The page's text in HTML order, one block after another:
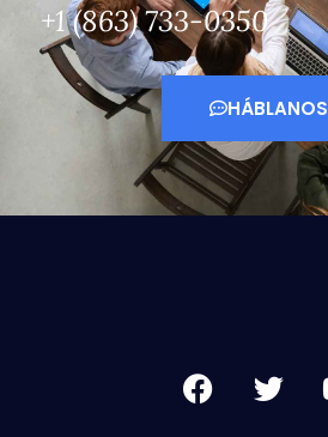
+1 (863) 733-0350
HÁBLANOS